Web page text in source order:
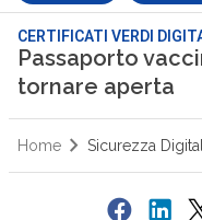
CERTIFICATI VERDI
Passaporto
tornare aperta
Home Sicurezza